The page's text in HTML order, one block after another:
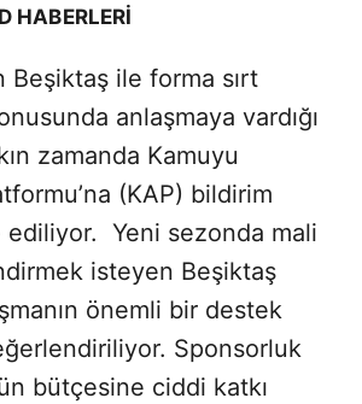
HABERLERI
Beşiktaş ile forma sırt
anlaşmaya vardığı
zamanda Kamuyu
(KAP) bildirim
ediliyor. Yeni sezonda mali
isteyen Beşiktaş
önemli bir destek
Sponsorluk
bütçesine ciddi katkı